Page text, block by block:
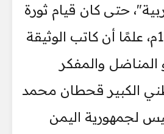
حتى كان قيام ثورة
26 سبتمبر 1962م، علمًا أن كاتب الوثيقة
المناضل والمفكر
الكبير قحطان محمد
لجمهورية اليمن